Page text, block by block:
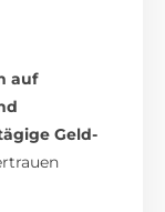
auf
Geld-